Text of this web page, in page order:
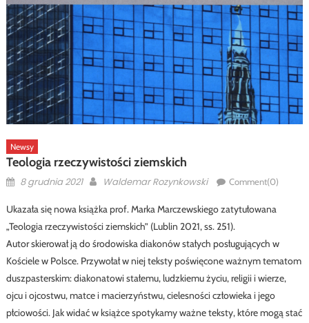
Newsy
Teologia rzeczywistości ziemskich
Posted
8 grudnia 2021 Author
Waldemar Rozynkowski Comment(0)
Ukazała się nowa książka prof. Marka Marczewskiego zatytułowana
„Teologia rzeczywistości ziemskich” (Lublin 2021, ss. 251).
Autor skierował ją do środowiska diakonów stałych posługujących w
Kościele w Polsce. Przywołał w niej teksty poświęcone ważnym tematom
duszpasterskim: diakonatowi stałemu, ludzkiemu życiu, religii i wierze,
ojcu i ojcostwu, matce i macierzyństwu, cielesności człowieka i jego
płciowości. Jak widać w książce spotykamy ważne teksty, które mogą stać